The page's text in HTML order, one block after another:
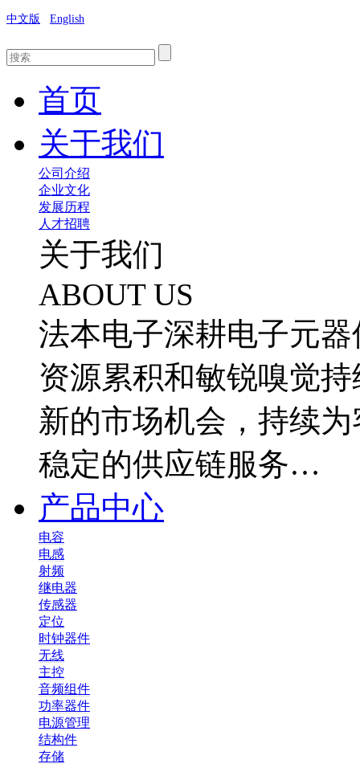
中文版 English
首页
关于我们
公司介绍
企业文化
发展历程
人才招聘
关于我们
ABOUT US
法本电子深耕电子元
资源累积和敏锐嗅觉
新的市场机会，持续
稳定的供应链服务…
产品中心
电容
电感
射频
继电器
传感器
定位
时钟器件
无线
主控
音频组件
功率器件
电源管理
结构件
存储